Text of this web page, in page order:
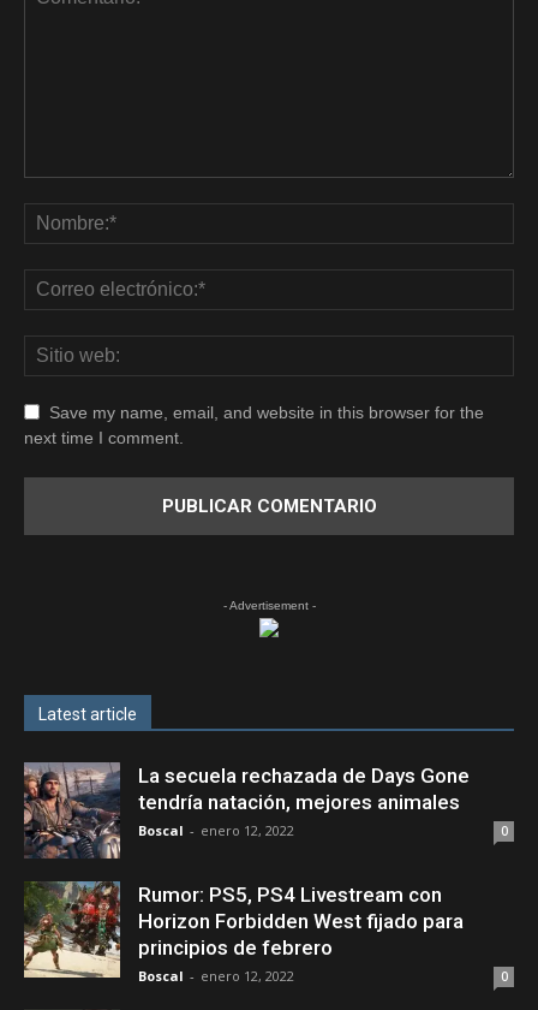
Save my name, email, and website in this browser for the
next time I comment.
- Advertisement -
Latest article
La secuela rechazada de Days Gone
tendría natación, mejores animales
Boscal - enero 12, 2022 0
Rumor: PS5, PS4 Livestream con
Horizon Forbidden West fijado para
principios de febrero
Boscal - enero 12, 2022 0